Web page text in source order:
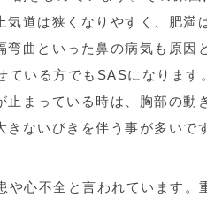
気道は狭くなりやすく、肥
弯曲といった鼻の病気も原
いる方でもSASになります。
止まっている時は、胸部の
ないびきを伴う事が多いで
や心不全と言われています